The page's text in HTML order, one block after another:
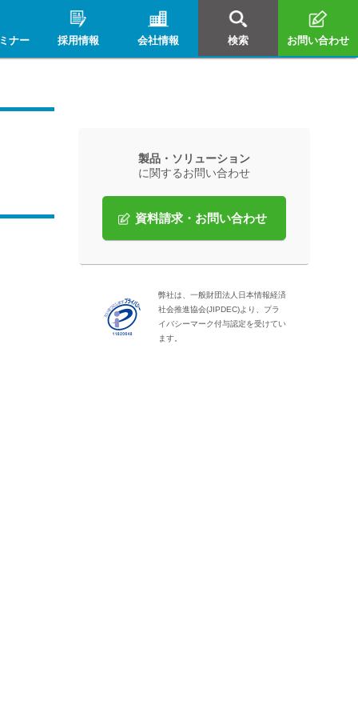
ナー 採用情報 会社情報 検索 お問い合わせ
製品・ソリューション
に関するお問い合わせ
資料請求・お問い合わせ
弊社は、一般財団法人日本情報経済
社会推進協会(JIPDEC)より、プラ
イバシーマーク付与認定を受けてい
ます。